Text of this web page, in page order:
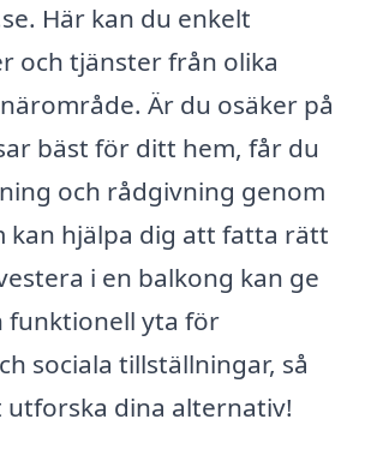
Här kan du enkelt
och tjänster från olika
Är du osäker på
bäst för ditt hem, får du
och rådgivning genom
kan hjälpa dig att fatta rätt
i en balkong kan ge
funktionell yta för
sociala tillställningar, så
dina alternativ!